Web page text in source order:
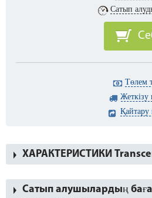
Сатып
Төлем
Жеткізу
Қайтару
ХАРАКТЕРИСТИКИ
Сатып алушылардың